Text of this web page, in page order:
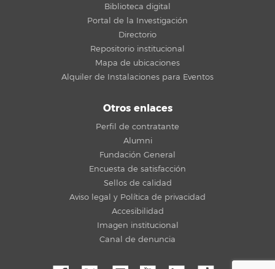
Biblioteca digital
Portal de la Investigación
Directorio
Repositorio institucional
Mapa de ubicaciones
Alquiler de Instalaciones para Eventos
Otros enlaces
Perfil de contratante
Alumni
Fundación General
Encuesta de satisfacción
Sellos de calidad
Aviso legal y Política de privacidad
Accesibilidad
Imagen institucional
Canal de denuncia